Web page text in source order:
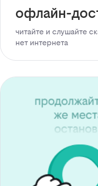
офлайн-
читайте и слушайте
нет интернета